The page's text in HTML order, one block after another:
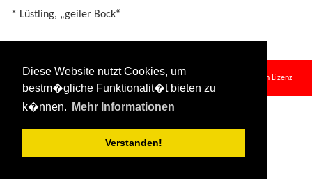
Diese Website nutzt Cookies, um
bestm�gliche Funktionalit�t bieten zu
k�nnen.
Mehr Informationen
Verstanden!
* Lüstling, „geiler Bock“
lustmolch.txt · Zuletzt geändert:2024/08/11 09:34
Falls nicht anders bezeichnet, ist der Inhalt dieses Wikis unter der folgenden Lizenz
veröffentlicht:
CC Attribution-Share Alike 4.0 International